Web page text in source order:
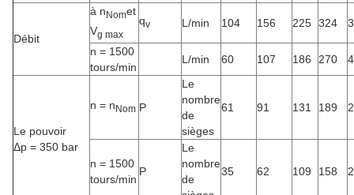
Débit
à nNomet
Vg max
qv L/min 104 156 225 324
n = 1500
tours/min
L/min 60 107 186 270
Le pouvoir
Δp = 350 bar
n = nNom P
Le
nombre
de
sièges
61 91 131 189
n = 1500
tours/min
P
Le
nombre
de
35 62 109 158